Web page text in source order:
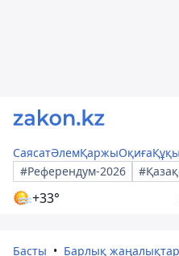
СаясатӘлемҚаржыОқиға
#Референдум-2026
+33°
Басты Барлық жаңалықтар